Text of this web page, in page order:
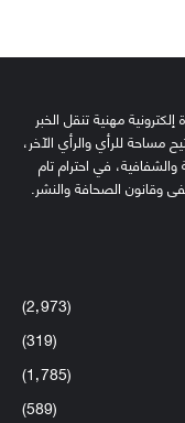
مهنية تنقل الخبر
مساحة للرأي والرأي الآخر،
في احترام تام
وقانون الصحافة والنشر.
(2٬973)
(319)
(1٬785)
(589)